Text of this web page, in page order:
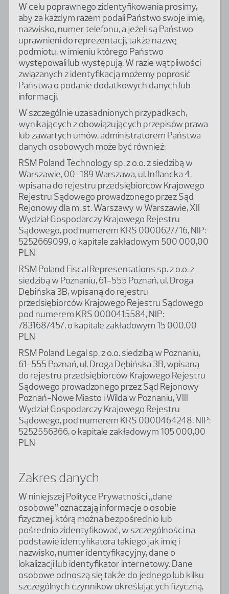
W celu poprawnego zidentyfikowania prosimy,
aby za każdym razem podali Państwo swoje imię,
nazwisko, numer telefonu, a jeżeli są Państwo
uprawnieni do reprezentacji, także nazwę
podmiotu, w imieniu którego Państwo
występowali lub występują. W razie wątpliwości
związanych z identyfikacją możemy poprosić
Państwa o podanie dodatkowych danych lub
informacji.
W szczególnie uzasadnionych przypadkach,
wynikających z obowiązujących przepisów prawa
lub zawartych umów, administratorem Państwa
danych osobowych może być również:
RSM Poland Technology sp. z o.o. z siedzibą w
Warszawie, 00-189 Warszawa, ul. Inflancka 4,
wpisana do rejestru przedsiębiorców Krajowego
Rejestru Sądowego prowadzonego przez Sąd
Rejonowy dla m. st. Warszawy w Warszawie, XII
Wydział Gospodarczy Krajowego Rejestru
Sądowego, pod numerem KRS 0000627716, NIP:
5252669099, o kapitale zakładowym 500 000,00
PLN
RSM Poland Fiscal Representations sp. z o.o. z
siedzibą w Poznaniu, 61-555 Poznań, ul. Droga
Dębińska 3B, wpisaną do rejestru
przedsiębiorców Krajowego Rejestru Sądowego
pod numerem KRS 0000415584, NIP:
7831687457, o kapitale zakładowym 15 000,00
PLN
RSM Poland Legal sp. z o.o. siedzibą w Poznaniu,
61-555 Poznań, ul. Droga Dębińska 3B, wpisaną
do rejestru przedsiębiorców Krajowego Rejestru
Sądowego prowadzonego przez Sąd Rejonowy
Poznań-Nowe Miasto i Wilda w Poznaniu, VIII
Wydział Gospodarczy Krajowego Rejestru
Sądowego, pod numerem KRS 0000464248, NIP:
5252556366, o kapitale zakładowym 105 000,00
PLN
Zakres danych
W niniejszej Polityce Prywatności „dane
osobowe” oznaczają informacje o osobie
fizycznej, którą można bezpośrednio lub
pośrednio zidentyfikować, w szczególności na
podstawie identyfikatora takiego jak imię i
nazwisko, numer identyfikacyjny, dane o
lokalizacji lub identyfikator internetowy. Dane
osobowe odnoszą się także do jednego lub kilku
szczególnych czynników określających fizyczną,